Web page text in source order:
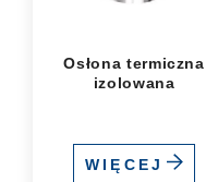
Osłona termiczna
izolowana
WIĘCEJ